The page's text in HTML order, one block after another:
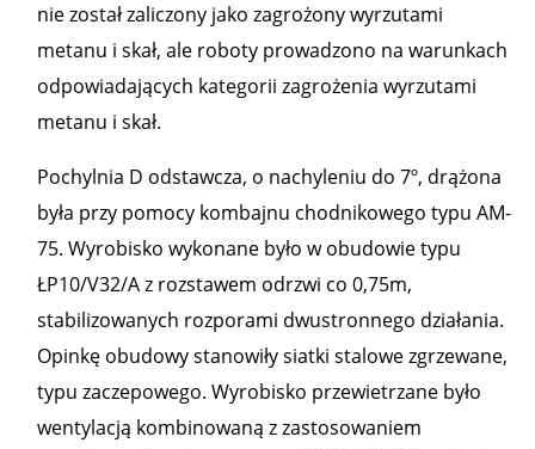
nie został zaliczony jako zagrożony wyrzutami
metanu i skał, ale roboty prowadzono na warunkach
odpowiadających kategorii zagrożenia wyrzutami
metanu i skał.
Pochylnia D odstawcza, o nachyleniu do 7º, drążona
była przy pomocy kombajnu chodnikowego typu AM-
75. Wyrobisko wykonane było w obudowie typu
ŁP10/V32/A z rozstawem odrzwi co 0,75m,
stabilizowanych rozporami dwustronnego działania.
Opinkę obudowy stanowiły siatki stalowe zgrzewane,
typu zaczepowego. Wyrobisko przewietrzane było
wentylacją kombinowaną z zastosowaniem